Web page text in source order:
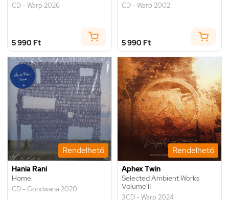
CD - Warp 2026
5 990 Ft
CD - Warp 2002
5 990 Ft
Rendelhető
Hania Rani
Home
CD - Gondwana 2020
Rendelhető
Aphex Twin
Selected Ambient Works
Volume II
3CD - Warp 2024